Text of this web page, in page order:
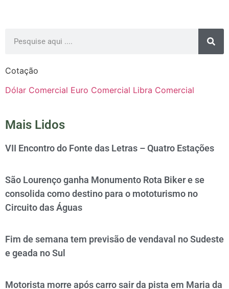
Cotação
Dólar Comercial Euro Comercial Libra Comercial
Mais Lidos
VII Encontro do Fonte das Letras – Quatro Estações
São Lourenço ganha Monumento Rota Biker e se
consolida como destino para o mototurismo no
Circuito das Águas
Fim de semana tem previsão de vendaval no Sudeste
e geada no Sul
Motorista morre após carro sair da pista em Maria da